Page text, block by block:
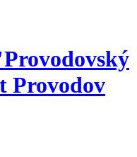
Provodov